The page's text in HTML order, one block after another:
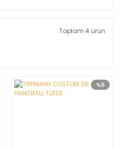
Toplam 4 ürün
%5